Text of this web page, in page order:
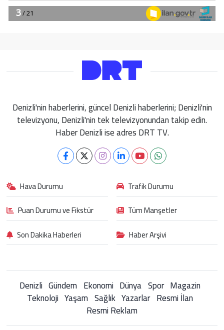
Denizli'nin haberlerini, güncel Denizli haberlerini; Denizli'nin
televizyonu, Denizli'nin tek televizyonundan takip edin.
Haber Denizli ise adres DRT TV.
Hava Durumu
Trafik Durumu
Puan Durumu ve Fikstür
Tüm Manşetler
Son Dakika Haberleri
Haber Arşivi
Denizli Gündem Ekonomi Dünya Spor Magazin
Teknoloji Yaşam Sağlık Yazarlar Resmi İlan
Resmi Reklam